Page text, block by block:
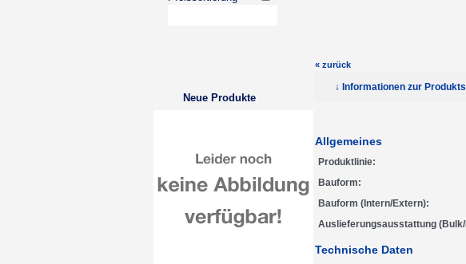
Neue Produkte
« zurück
↓ Informationen zur
Allgemeines
Produktlinie
Bauform
Bauform (Intern/Extern)
Auslieferungsausstattung
Technische Daten